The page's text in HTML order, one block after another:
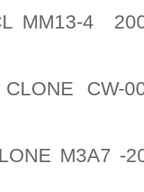
MM13-4
CLONE
M3A7 -